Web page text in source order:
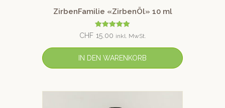
ZirbenFamilie «ZirbenÖl» 10 ml
Bewertet mit
5.00
CHF 15.00 inkl. MwSt.
IN DEN WARENKORB